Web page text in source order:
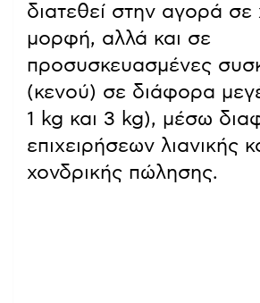
διατεθεί στην αγορά σε
μορφή, αλλά και σε
προσυσκευασμένες
(κενού) σε διάφορα
1 kg και 3 kg), μέσω
επιχειρήσεων λιανικής
χονδρικής πώλησης.